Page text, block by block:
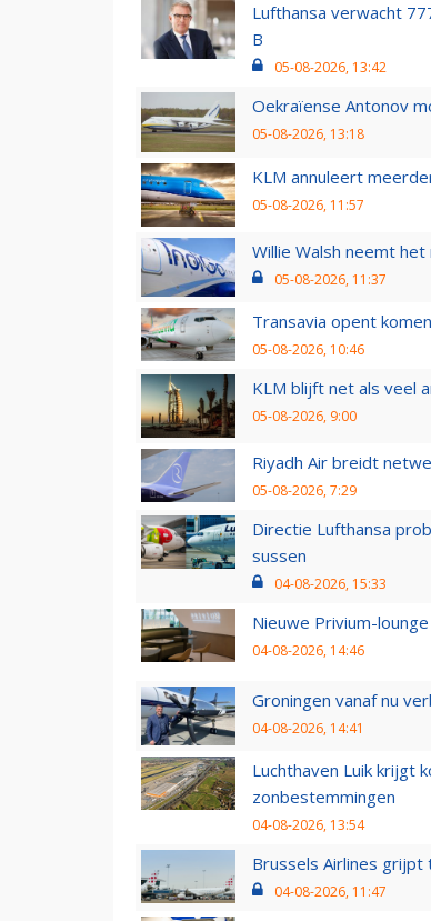
Lufthansa verwacht
B
05-08-2026, 13:42
Oekraïense Antonov
05-08-2026, 13:18
KLM annuleert
05-08-2026, 11:57
Willie Walsh neemt
05-08-2026, 11:37
Transavia opent
05-08-2026, 10:46
KLM blijft net als veel
05-08-2026, 9:00
Riyadh Air breidt
05-08-2026, 7:29
Directie Lufthansa
sussen
04-08-2026, 15:33
Nieuwe Privium-
04-08-2026, 14:46
Groningen vanaf nu
04-08-2026, 14:41
Luchthaven Luik krijgt
zonbestemmingen
04-08-2026, 13:54
Brussels Airlines
04-08-2026, 11:47